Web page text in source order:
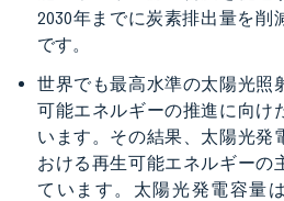
2030年までに炭素排出量を削
です。
世界でも最高水準の太陽光照
可能エネルギーの推進に向け
います。その結果、太陽光発
おける再生可能エネルギーの
ています。太陽光発電容量